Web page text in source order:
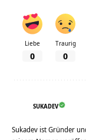
Liebe
0
Traurig
0
SUKADEV
Sukadev ist Gründer